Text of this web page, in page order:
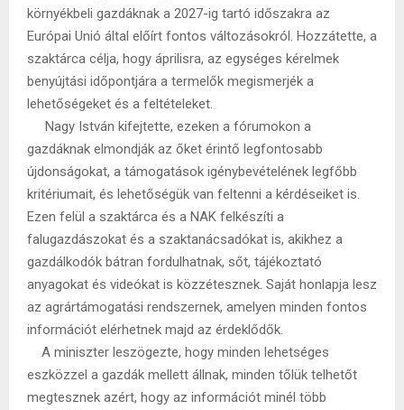
környékbeli gazdáknak a 2027-ig tartó időszakra az
Európai Unió által előírt fontos változásokról. Hozzátette, a
szaktárca célja, hogy áprilisra, az egységes kérelmek
benyújtási időpontjára a termelők megismerjék a
lehetőségeket és a feltételeket.
Nagy István kifejtette, ezeken a fórumokon a
gazdáknak elmondják az őket érintő legfontosabb
újdonságokat, a támogatások igénybevételének legfőbb
kritériumait, és lehetőségük van feltenni a kérdéseiket is.
Ezen felül a szaktárca és a NAK felkészíti a
falugazdászokat és a szaktanácsadókat is, akikhez a
gazdálkodók bátran fordulhatnak, sőt, tájékoztató
anyagokat és videókat is közzétesznek. Saját honlapja lesz
az agrártámogatási rendszernek, amelyen minden fontos
információt elérhetnek majd az érdeklődők.
A miniszter leszögezte, hogy minden lehetséges
eszközzel a gazdák mellett állnak, minden tőlük telhetőt
megtesznek azért, hogy az információt minél több